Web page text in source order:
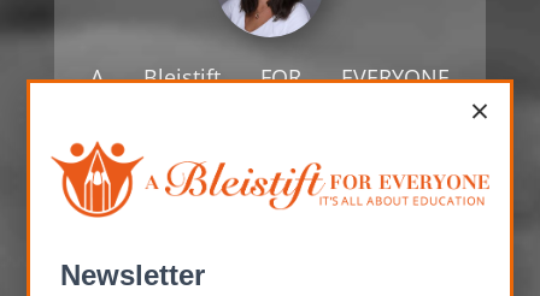
A Bleistift FOR EVERYONE
Aspekte miteinander: Bewusster
Konsum & soziales Engagement.
Hier weiß ich, dass meine
ankommt, wo sie am d
×
Newsletter